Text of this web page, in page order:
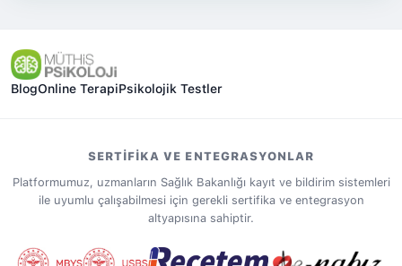
BlogOnline TerapiPsikolojik Testler
SERTIFIKA VE ENTEGRASYONLAR
Platformumuz, uzmanların Sağlık Bakanlığı kayıt ve bildirim sistemleri
ile uyumlu çalışabilmesi için gerekli sertifika ve entegrasyon
altyapısına sahiptir.